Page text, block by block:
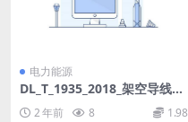
电力能源
DL_T_1935_2018_架空导线载
2 年前 8 1.98